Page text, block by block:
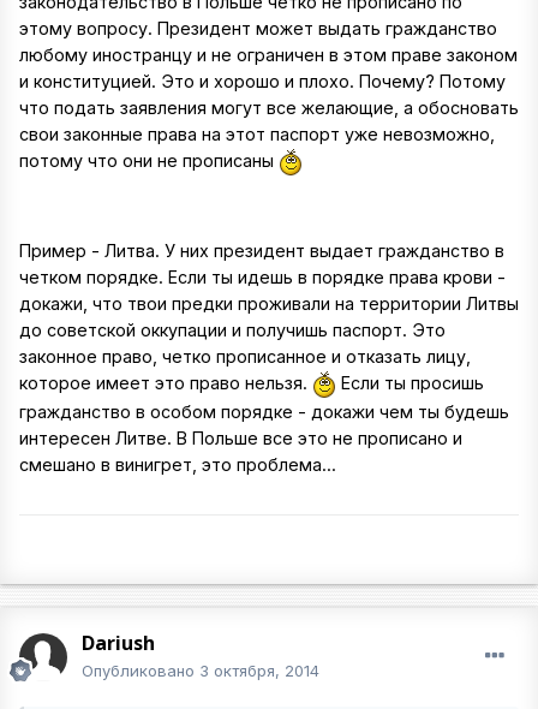
этому вопросу. Президент может выдать гражданство
любому иностранцу и не ограничен в этом праве законом
и конституцией. Это и хорошо и плохо. Почему? Потому
что подать заявления могут все желающие, а обосновать
свои законные права на этот паспорт уже невозможно,
потому что они не прописаны
Пример - Литва. У них президент выдает гражданство в
четком порядке. Если ты идешь в порядке права крови -
докажи, что твои предки проживали на территории Литвы
до советской оккупации и получишь паспорт. Это
законное право, четко прописанное и отказать лицу,
которое имеет это право нельзя.
Если ты просишь
гражданство в особом порядке - докажи чем ты будешь
интересен Литве. В Польше все это не прописано и
смешано в винигрет, это проблема...
Dariush
Опубликовано 3 октября, 2014